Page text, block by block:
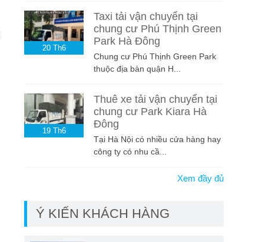
20 Th6
Taxi tải vận chuyển tại
chung cư Phú Thịnh Green
Park Hà Đông
Chung cư Phú Thịnh Green Park
thuộc địa bàn quận H...
19 Th6
Thuê xe tải vận chuyển tại
chung cư Park Kiara Hà
Đông
Tại Hà Nội có nhiều cửa hàng hay
công ty có nhu cầ...
Xem đầy đủ
Ý KIẾN KHÁCH HÀNG